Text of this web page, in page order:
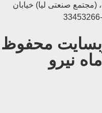
بويین زهرا، (مجتمع صنعتی لیا) خیابان
محفوظ
نیرو